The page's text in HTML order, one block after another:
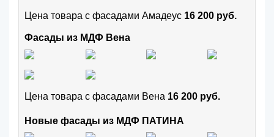
Цена товара с фасадами Амадеус 16 200 руб.
Фасады из МДФ Вена
Цена товара с фасадами Вена 16 200 руб.
Новые фасады из МДФ ПАТИНА